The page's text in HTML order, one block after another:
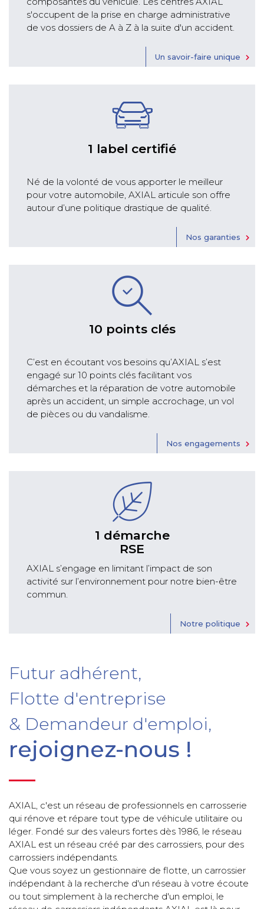
s'occupent de la prise en charge administrative
de vos dossiers de A à Z à la suite d'un accident.
Un savoir-faire unique
1 label certifié
Né de la volonté de vous apporter le meilleur
pour votre automobile, AXIAL articule son offre
autour d’une politique drastique de qualité.
Nos garanties
10 points clés
C’est en écoutant vos besoins qu’AXIAL s’est
engagé sur 10 points clés facilitant vos
démarches et la réparation de votre automobile
après un accident, un simple accrochage, un vol
de pièces ou du vandalisme.
Nos engagements
1 démarche
RSE
AXIAL s’engage en limitant l’impact de son
activité sur l’environnement pour notre bien-être
commun.
Notre politique
Futur adhérent,
Flotte d'entreprise
& Demandeur d'emploi,
rejoignez-nous !
AXIAL, c'est un réseau de professionnels en carrosserie
qui rénove et répare tout type de véhicule utilitaire ou
léger. Fondé sur des valeurs fortes dès 1986, le réseau
AXIAL est un réseau créé par des carrossiers, pour des
carrossiers indépendants.
Que vous soyez un gestionnaire de flotte, un carrossier
indépendant à la recherche d'un réseau à votre écoute
ou tout simplement à la recherche d'un emploi, le